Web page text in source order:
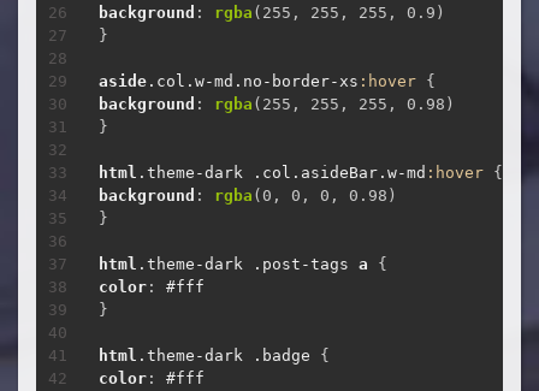
background : rgba ( 255, 255, 255, 0.9 )
}
aside .col .w-md .no-border-xs :hover {
background : rgba ( 255, 255, 255, 0.98 )
}
html .theme-dark .col .asideBar .w-md :hover {
background : rgba ( 0, 0, 0, 0.98 )
}
html .theme-dark .post-tags a
{
color :
#fff
}
html .theme-dark .badge
{
color :
#fff